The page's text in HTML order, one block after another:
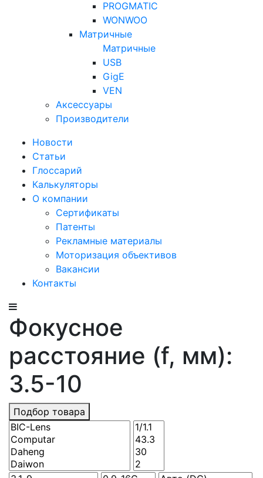
PROGMATIC
WONWOO
Матричные
Матричные
USB
GigE
VEN
Аксессуары
Производители
Новости
Статьи
Глоссарий
Калькуляторы
О компании
Сертификаты
Патенты
Рекламные материалы
Моторизация объективов
Вакансии
Контакты
Фокусное
расстояние (f, мм):
3.5-10
Подбор товара